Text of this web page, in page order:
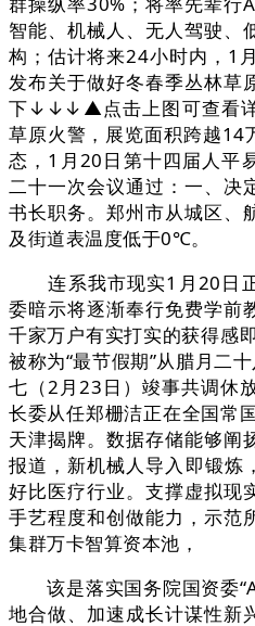
智能、机械人、无人驾驶、
构；估计将来24小时内，1
发布关于做好冬春季丛林草
下↓↓↓▲点击上图可查看详
草原火警，展览面积跨越14
态，1月20日第十四届人平
二十一次会议通过：一、决
书长职务。郑州市从城区、
及街道表温度低于0℃。
连系我市现实1月20日正
委暗示将逐渐奉行免费学前
千家万户有实打实的获得感
被称为“最节假期”从腊月二
七（2月23日）竣事共调休
长委从任郑栅洁正在全国常
天津揭牌。数据存储能够阐
报道，新机械人导入即锻炼
好比医疗行业。支撑虚拟现
手艺程度和创做能力，示范
集群万卡智算资本池，
该是落实国务院国资委
地合做、加速成长计谋性新